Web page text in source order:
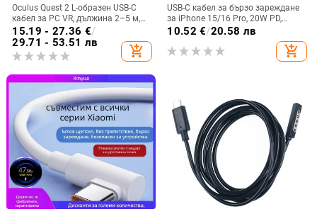
Oculus Quest 2 L-образен USB-C
кабел за PC VR, дължина 2–5 м,
бързо зареждане
15.19 - 27.36 €/
29.71 - 53.51 лв
add_shopping_cart
USB-C кабел за бързо зареждане
за iPhone 15/16 Pro, 20W PD,
дължина 0,5–1 м, TPE
10.52 €/20.58 лв
add_shopping_cart